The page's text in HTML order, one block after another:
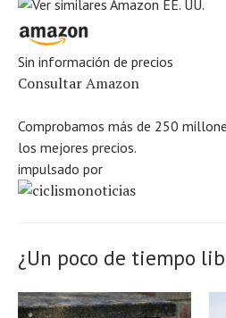
Sin información de precios
Consultar Amazon
Comprobamos más de 250
los mejores precios.
impulsado por
¿Un poco de tiempo